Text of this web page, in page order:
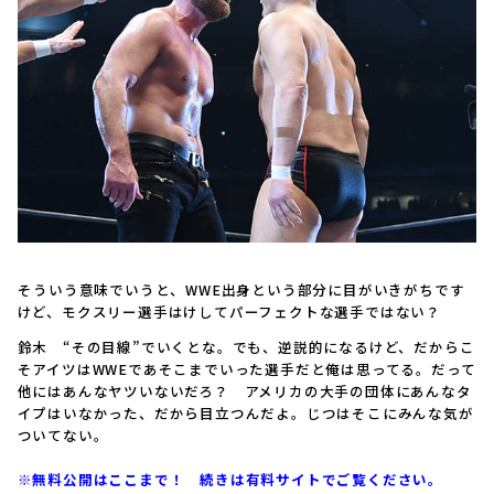
――そういう意味でいうと、WWE出身という部分に目がいきがちです
けど、モクスリー選手はけしてパーフェクトな選手ではない？
鈴木 “その目線”でいくとな。でも、逆説的になるけど、だからこ
そアイツはWWEであそこまでいった選手だと俺は思ってる。だって
他にはあんなヤツいないだろ？ アメリカの大手の団体にあんなタ
イプはいなかった、だから目立つんだよ。じつはそこにみんな気が
ついてない。
※無料公開はここまで！ 続きは有料サイトでご覧ください。